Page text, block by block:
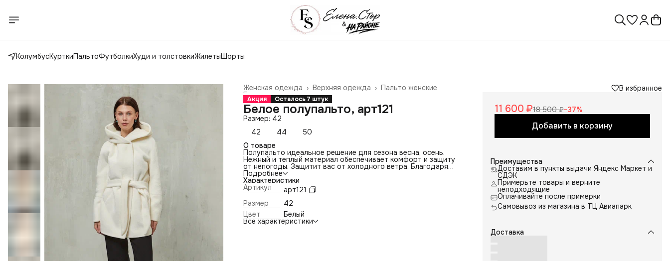
КолумбусКурткиПальтоФутболкиХуди и толстовкиЖилетыШорты
Пальто женские
Верхняя одежда ›
Женская одежда ›
Главная ›
Акция Осталось 7 штук
Белое полупальто, арт121
Размер: 42
42
44
50
О товаре
Полупальто идеальное решение для сезона весна, осень.
Нежный и теплый материал обеспечивает комфорт и защиту
от непогоды. Защитит вас от холодного ветра. Благодаря
своей длине оно идеально подходит как для повседневных
прогулок, так и для активного отдыха. Белый цвет и фасон
свободного кроя придают этой куртке стильный и модный
вид. Внутренний утеплитель обеспечивает дополнительный
комфорт и сохранение тепла
Подробнее
Характеристики
Артикул
арт121
Размер
42
Цвет
Белый
Все характеристики
В избранное
11 600 ₽18 500 ₽−37%
Добавить в корзину
Преимущества
Доставим в пункты выдачи Яндекс Маркет и
СДЭК
Примерьте товары и верните
неподходящие
Оплачивайте после примерки
Самовывоз из магазина в ТЦ Авиапарк
Доставка